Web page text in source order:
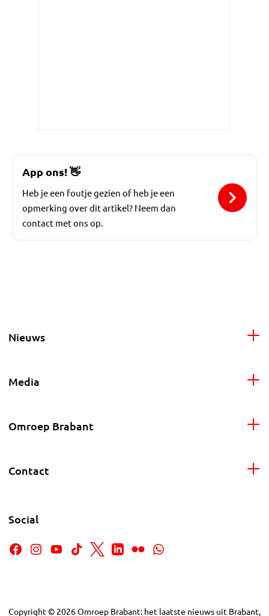
App ons!👋
Heb je een foutje gezien of heb je een
opmerking over dit artikel? Neem dan
contact met ons op.
Nieuws
Media
Omroep Brabant
Contact
Social
Copyright © 2026Omroep Brabant: het laatste nieuws uit Brabant,